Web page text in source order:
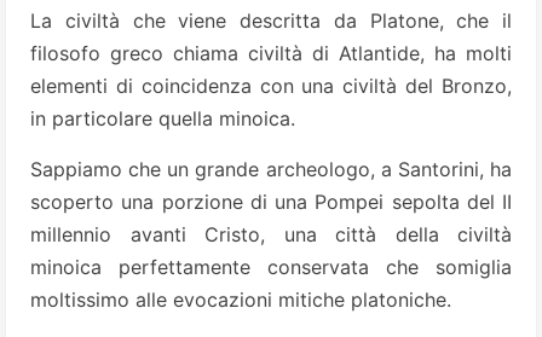
La civiltà che viene descritta da Platone, che il
filosofo greco chiama civiltà di Atlantide, ha molti
elementi di coincidenza con una civiltà del Bronzo,
in particolare quella minoica.
Sappiamo che un grande archeologo, a Santorini, ha
scoperto una porzione di una Pompei sepolta del II
millennio avanti Cristo, una città della civiltà
minoica perfettamente conservata che somiglia
moltissimo alle evocazioni mitiche platoniche.